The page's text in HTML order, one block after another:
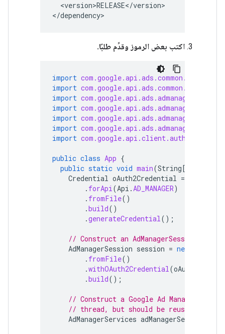
<version>RELEASE</version>
</dependency>
اكتب بعض الرموز وقدِّم طلبًا.
import
import
import
import
import
import
import
public class App {
public static void main(String[]
Credential oAuth2Credential =
. forApi(Api .AD_MANAGER)
. fromFile()
.build()
.generateCredential();
// Construct an AdManagerSession.
AdManagerSession session = new
. fromFile()
.withOAuth2Credential(
.build();
// Construct a Google Ad Manager
// thread, but should be reused as
AdManagerServices adManagerServices